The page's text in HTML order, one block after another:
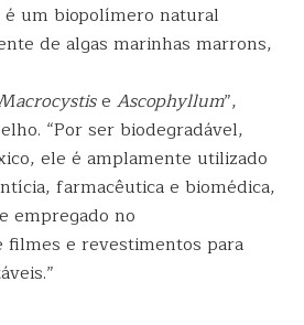
é um biopolímero natural
de algas marinhas marrons,
e Ascophyllum”,
“Por ser biodegradável,
ele é amplamente utilizado
farmacêutica e biomédica,
empregado no
e revestimentos para